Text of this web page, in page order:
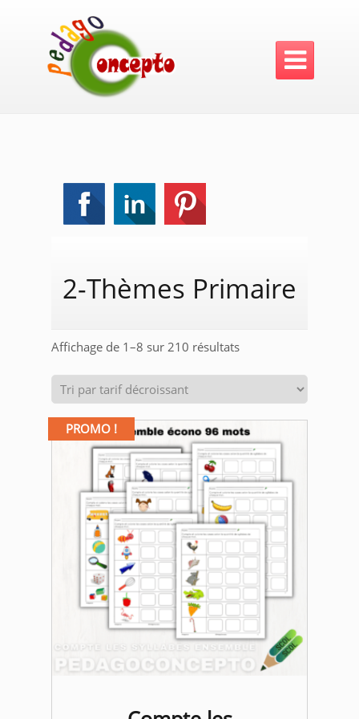

2-Thèmes Primaire
Affichage de 1–8 sur 210 résultatsTrié
décroissant
PROMO !